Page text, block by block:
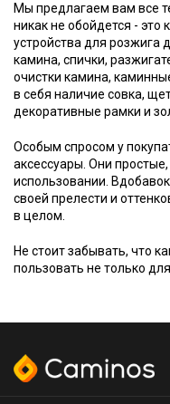
Мы предлагаем вам все
никак не обойдется -
устройства для розжига
камина, спички,
очистки камина,
в себя наличие совка,
декоративные рамки и
Особым спросом у
аксессуары. Они
использовании.
своей прелести и
в целом.
Не стоит забывать, что
пользовать не только